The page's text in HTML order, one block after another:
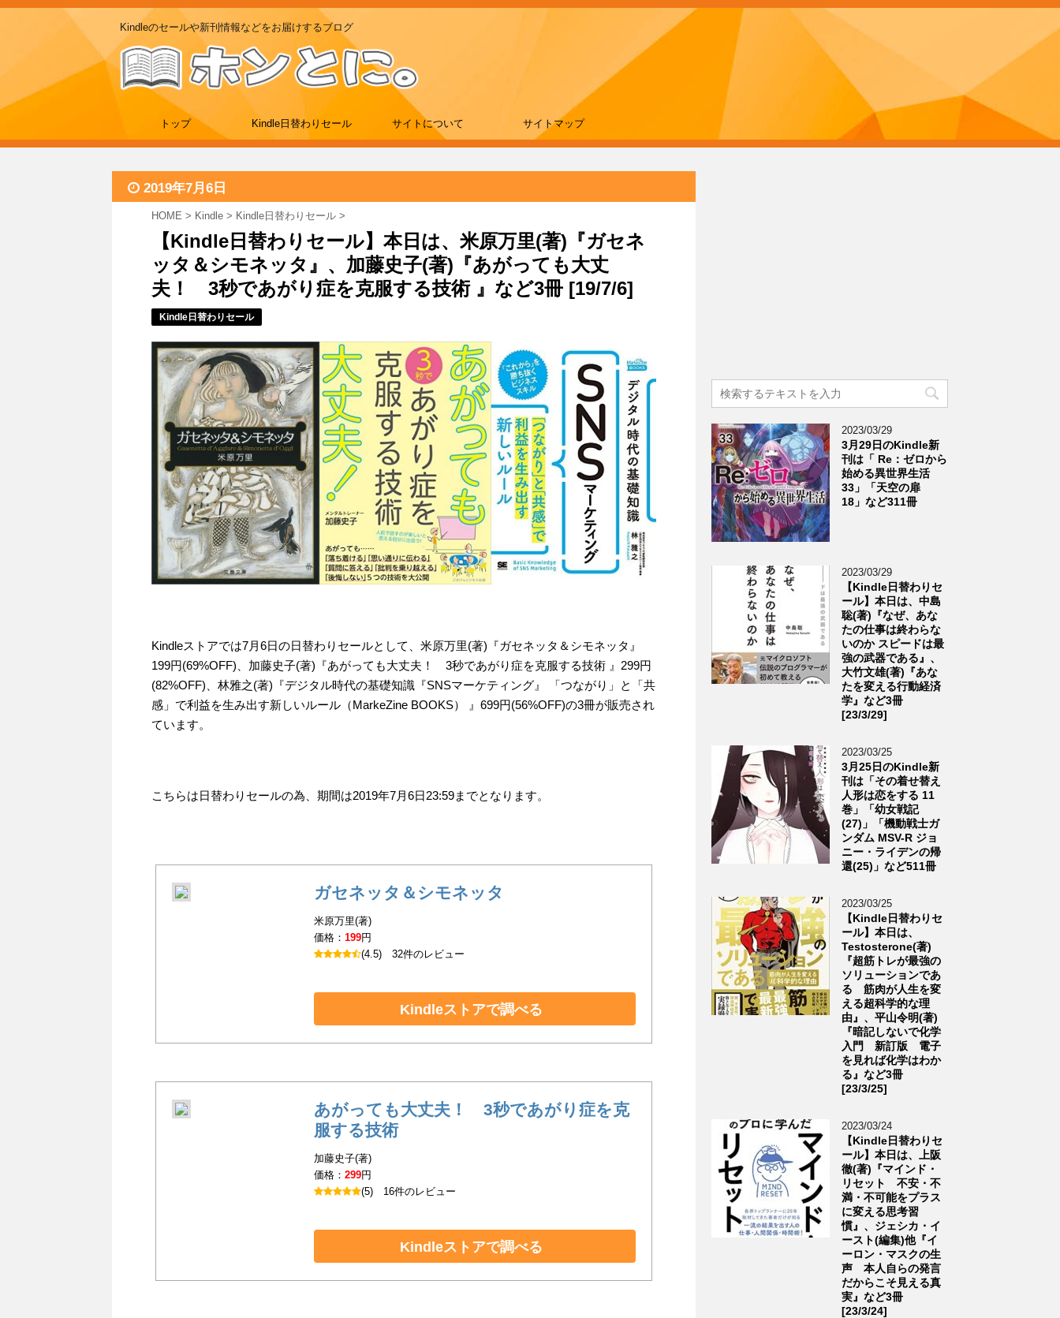
Kindleのセールや新刊情報などをお届けするブログ
トップ Kindle日替わりセール サイトについて サイトマップ
2019年7月6日
HOME > Kindle > Kindle日替わりセール >
【Kindle日替わりセール】本日は、米原万里(著)『ガセネ
ッタ＆シモネッタ』、加藤史子(著)『あがっても大丈
夫！ 3秒であがり症を克服する技術 』など3冊 [19/7/6]
Kindle日替わりセール
Kindleストアでは7月6日の日替わりセールとして、米原万里(著)『ガセネッタ＆シモネッタ』
199円(69%OFF)、加藤史子(著)『あがっても大丈夫！ 3秒であがり症を克服する技術 』299円
(82%OFF)、林雅之(著)『デジタル時代の基礎知識『SNSマーケティング』 「つながり」と「共
感」で利益を生み出す新しいルール（MarkeZine BOOKS） 』699円(56%OFF)の3冊が販売され
ています。
こちらは日替わりセールの為、期間は2019年7月6日23:59までとなります。
ガセネッタ＆シモネッタ
米原万里(著)
価格：199円
(4.5)32件のレビュー
Kindleストアで調べる
あがっても大丈夫！ 3秒であがり症を克
服する技術
加藤史子(著)
価格：299円
(5) 16件のレビュー
Kindleストアで調べる
2023/03/29
3月29日のKindle新
刊は「 Re：ゼロから
始める異世界生活
33」「天空の扉
18」など311冊
2023/03/29
【Kindle日替わりセ
ール】本日は、中島
聡(著)『なぜ、あな
たの仕事は終わらな
いのか スピードは最
強の武器である』、
大竹文雄(著)『あな
たを変える行動経済
学』など3冊
[23/3/29]
2023/03/25
3月25日のKindle新
刊は「その着せ替え
人形は恋をする 11
巻」「幼女戦記
(27)」「機動戦士ガ
ンダム MSV-R ジョ
ニー・ライデンの帰
還(25)」など511冊
2023/03/25
【Kindle日替わりセ
ール】本日は、
Testosterone(著)
『超筋トレが最強の
ソリューションであ
る 筋肉が人生を変
える超科学的な理
由』、平山令明(著)
『暗記しないで化学
入門 新訂版 電子
を見れば化学はわか
る』など3冊
[23/3/25]
2023/03/24
【Kindle日替わりセ
ール】本日は、上阪
徹(著)『マインド・
リセット 不安・不
満・不可能をプラス
に変える思考習
慣』、ジェシカ・イ
ースト(編集)他『イ
ーロン・マスクの生
声 本人自らの発言
だからこそ見える真
実』など3冊
[23/3/24]